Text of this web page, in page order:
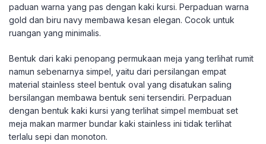
paduan warna yang pas dengan kaki kursi. Perpaduan warna
gold dan biru navy membawa kesan elegan. Cocok untuk
ruangan yang minimalis.
Bentuk dari kaki penopang permukaan meja yang terlihat rumit
namun sebenarnya simpel, yaitu dari persilangan empat
material stainless steel bentuk oval yang disatukan saling
bersilangan membawa bentuk seni tersendiri. Perpaduan
dengan bentuk kaki kursi yang terlihat simpel membuat set
meja makan marmer bundar kaki stainless ini tidak terlihat
terlalu sepi dan monoton.